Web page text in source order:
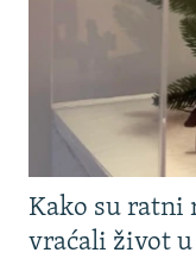
Kako su ratni
vraćali život